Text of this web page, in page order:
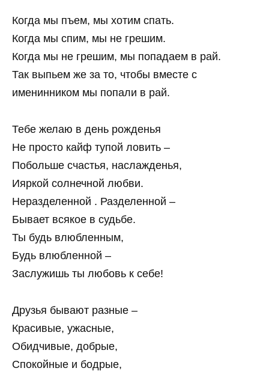
Когда мы пъем, мы хотим спать.
Когда мы спим, мы не грешим.
Когда мы не грешим, мы попадаем в рай.
Так выпьем же за то, чтобы вместе с
именинником мы попали в рай.
Тебе желаю в день рожденья
Не просто кайф тупой ловить –
Побольше счастья, наслажденья,
Ияркой солнечной любви.
Неразделенной . Разделенной –
Бывает всякое в судьбе.
Ты будь влюбленным,
Будь влюбленной –
Заслужишь ты любовь к себе!
Друзья бывают разные –
Красивые, ужасные,
Обидчивые, добрые,
Спокойные и бодрые,